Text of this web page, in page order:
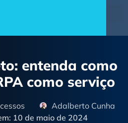
entenda como
como serviço
Adalberto Cunha
10 de maio de 2024